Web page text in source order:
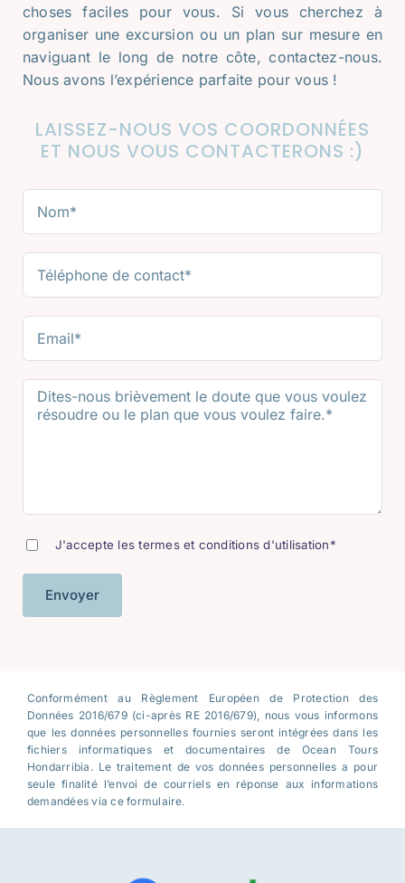
choses faciles pour vous. Si vous cherchez à
organiser une excursion ou un plan sur mesure en
naviguant le long de notre côte, contactez-nous.
Nous avons l’expérience parfaite pour vous !
LAISSEZ-NOUS VOS COORDONNÉES
ET NOUS VOUS CONTACTERONS :)
J'accepte les termes et conditions d'utilisation*
Conformément au Règlement Européen de Protection des
Données 2016/679 (ci-après RE 2016/679), nous vous informons
que les données personnelles fournies seront intégrées dans les
fichiers informatiques et documentaires de Ocean Tours
Hondarribia. Le traitement de vos données personnelles a pour
seule finalité l’envoi de courriels en réponse aux informations
demandées via ce formulaire.